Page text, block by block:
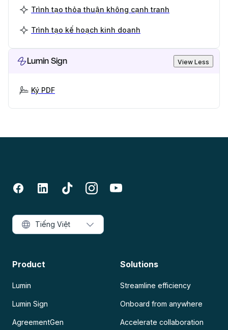
Trình tạo thỏa thuận không cạnh tranh
Trình tạo kế hoạch kinh doanh
Lumin Sign View Less
Ký PDF
Product
Lumin
Lumin Sign
AgreementGen
Solutions
Streamline efficiency
Onboard from anywhere
Accelerate collaboration
Tiếng Việt